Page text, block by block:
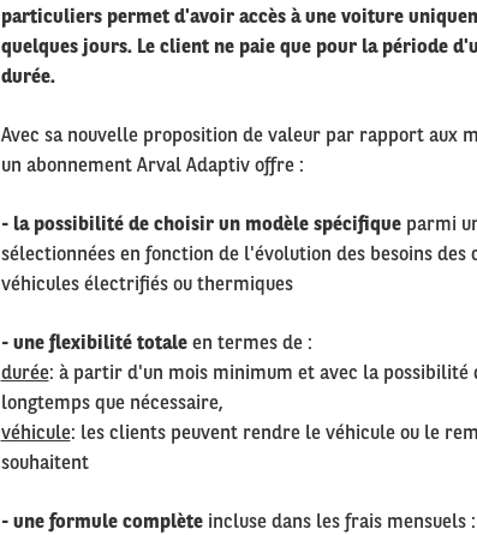
particuliers permet d'avoir accès à une voiture
quelques jours. Le client ne paie que pour la période
durée.
Avec sa nouvelle proposition de valeur par rapport aux
un abonnement Arval Adaptiv offre :
- la possibilité de choisir un modèle spécifiqueparmi
sélectionnées en fonction de l'évolution des besoins
véhicules électrifiés ou thermiques
- une flexibilité totaleen termes de :
durée: à partir d'un mois minimum et avec la possibilité
longtemps que nécessaire,
véhicule: les clients peuvent rendre le véhicule ou le
souhaitent
- une formule complèteincluse dans les frais mensuels